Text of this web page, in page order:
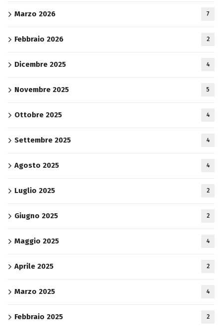
Marzo 2026 7
Febbraio 2026 2
Dicembre 2025 4
Novembre 2025 5
Ottobre 2025 4
Settembre 2025 4
Agosto 2025 4
Luglio 2025 2
Giugno 2025 2
Maggio 2025 4
Aprile 2025 2
Marzo 2025 4
Febbraio 2025 2